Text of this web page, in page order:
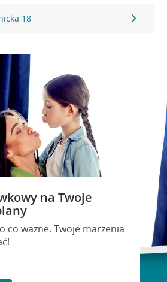
18
na Twoje
co ważne. Twoje marzenia